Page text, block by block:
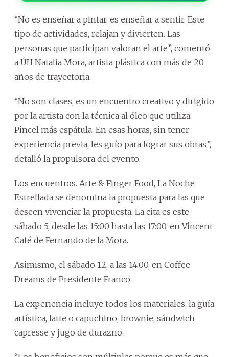
“No es enseñar a pintar, es enseñar a sentir. Este
tipo de actividades, relajan y divierten. Las
personas que participan valoran el arte”, comentó
a ÚH Natalia Mora, artista plástica con más de 20
años de trayectoria.
“No son clases, es un encuentro creativo y dirigido
por la artista con la técnica al óleo que utiliza:
Pincel más espátula. En esas horas, sin tener
experiencia previa, les guío para lograr sus obras”,
detalló la propulsora del evento.
Los encuentros. Arte & Finger Food, La Noche
Estrellada se denomina la propuesta para las que
deseen vivenciar la propuesta. La cita es este
sábado 5, desde las 15:00 hasta las 17:00, en Vincent
Café de Fernando de la Mora.
Asimismo, el sábado 12, a las 14:00, en Coffee
Dreams de Presidente Franco.
La experiencia incluye todos los materiales, la guía
artística, latte o capuchino, brownie, sándwich
capresse y jugo de durazno.